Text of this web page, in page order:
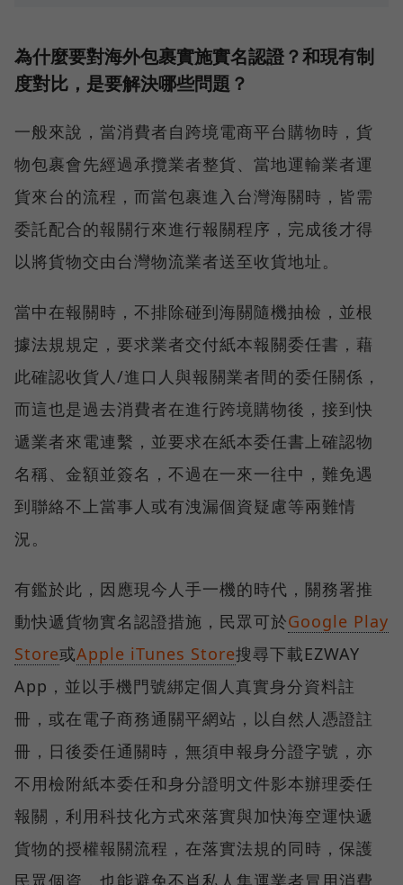
為什麼要對海外包裹實施實名認證？和現有制
度對比，是要解決哪些問題？
一般來說，當消費者自跨境電商平台購物時，貨
物包裹會先經過承攬業者整貨、當地運輸業者運
貨來台的流程，而當包裹進入台灣海關時，皆需
委託配合的報關行來進行報關程序，完成後才得
以將貨物交由台灣物流業者送至收貨地址。
當中在報關時，不排除碰到海關隨機抽檢，並根
據法規規定，要求業者交付紙本報關委任書，藉
此確認收貨人/進口人與報關業者間的委任關係，
而這也是過去消費者在進行跨境購物後，接到快
遞業者來電連繫，並要求在紙本委任書上確認物
名稱、金額並簽名，不過在一來一往中，難免遇
到聯絡不上當事人或有洩漏個資疑慮等兩難情
況。
有鑑於此，因應現今人手一機的時代，關務署推
動快遞貨物實名認證措施，民眾可於Google Play
Store或Apple iTunes Store搜尋下載EZWAY
App，並以手機門號綁定個人真實身分資料註
冊，或在電子商務通關平網站，以自然人憑證註
冊，日後委任通關時，無須申報身分證字號，亦
不用檢附紙本委任和身分證明文件影本辦理委任
報關，利用科技化方式來落實與加快海空運快遞
貨物的授權報關流程，在落實法規的同時，保護
民眾個資，也能避免不肖私人集運業者冒用消費